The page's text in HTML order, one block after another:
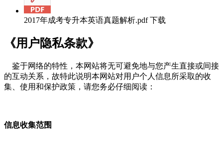
2017年成考专升本英语真题解析.pdf 下载
《用户隐私条款》
鉴于网络的特性，本网站将无可避免地与您产生直接或间接
的互动关系，故特此说明本网站对用户个人信息所采取的收
集、使用和保护政策，请您务必仔细阅读：
信息收集范围